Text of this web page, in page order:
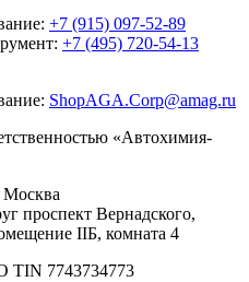
+7 (915) 097-52-89
+7 (495) 720-54-13
ShopAGA.Corp@amag.ru
«Автохимия-
Москва
проспект Вернадского,
IIБ, комната 4
TIN 7743734773